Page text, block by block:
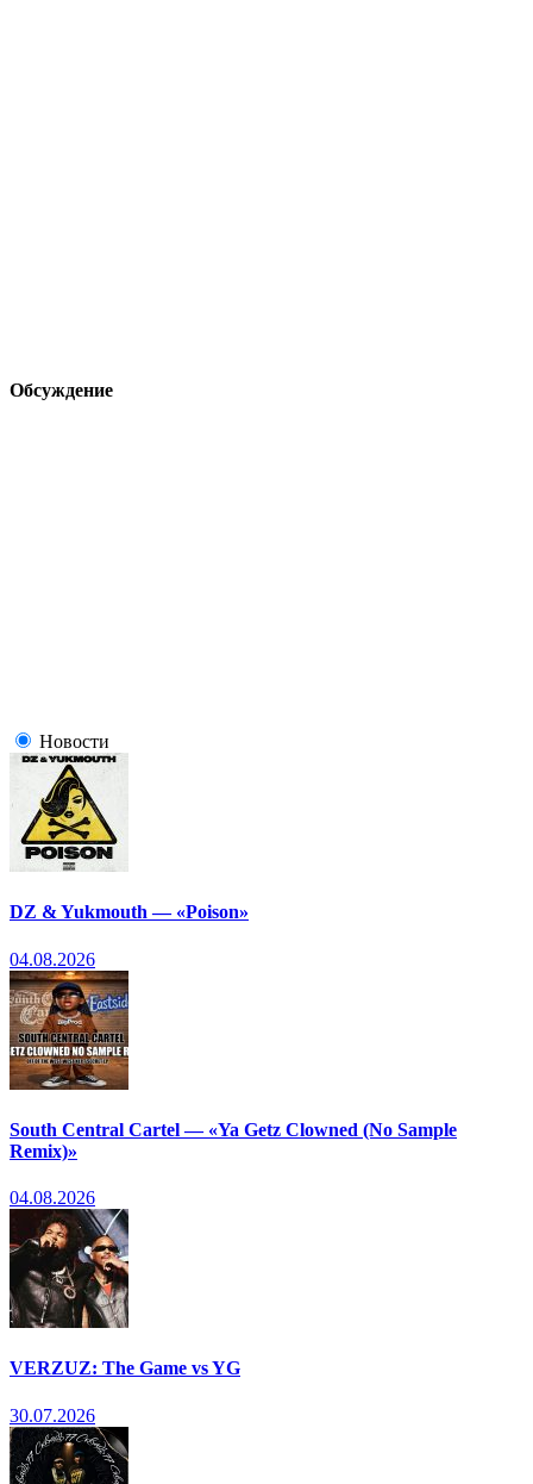
Обсуждение
Новости
DZ & Yukmouth — «Poison»
04.08.2026
South Central Cartel — «Ya Getz Clowned (No Sample
Remix)»
04.08.2026
VERZUZ: The Game vs YG
30.07.2026